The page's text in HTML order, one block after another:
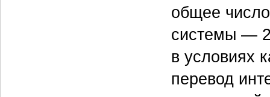
общее
системы — 2
в условиях
перевод